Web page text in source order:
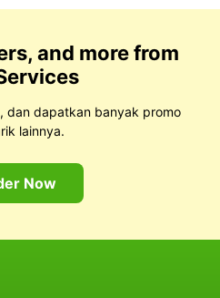
and more from
dan dapatkan banyak promo
lainnya.
Now